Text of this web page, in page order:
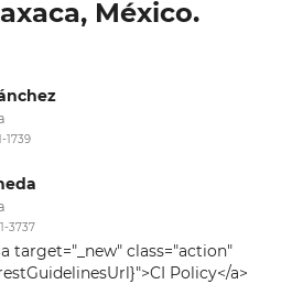
México.
1739
3737
target="_new" class="action"
Policy</a>